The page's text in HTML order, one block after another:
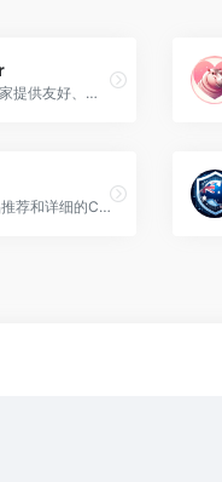
在心理、策略和实践方面为音乐家提供友好、专业的导师。
CBD专家，提供量身定制的产品推荐和详细的CBD信息。